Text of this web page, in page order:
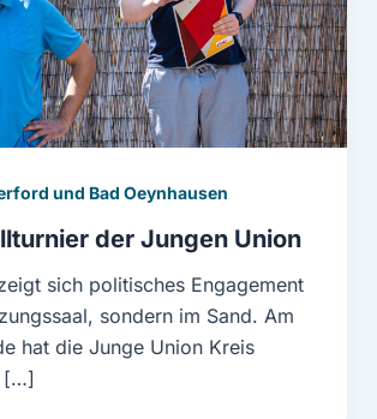
und Bad Oeynhausen
der Jungen Union
sich politisches Engagement
sondern im Sand. Am
hat die Junge Union Kreis
[…]